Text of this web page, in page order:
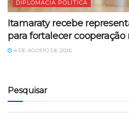
DIPLOMACIA POLÍTICA
Itamaraty recebe
para fortalecer cooperação
4 DE AGOSTO DE 2026
Pesquisar